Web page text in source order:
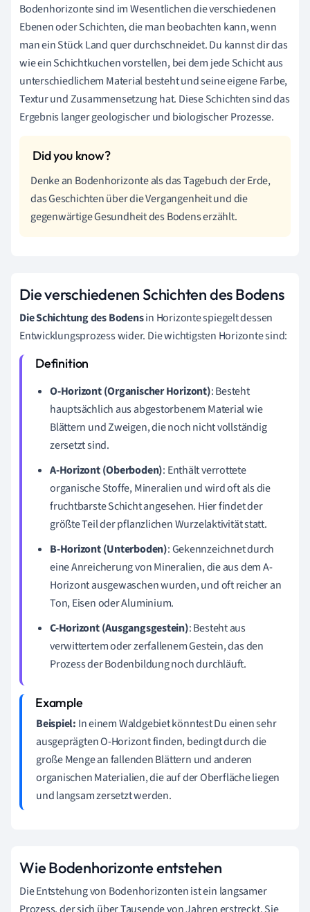
Bodenhorizonte sind im Wesentlichen die verschiedenen
Ebenen oder Schichten, die man beobachten kann, wenn
man ein Stück Land quer durchschneidet. Du kannst dir das
wie ein Schichtkuchen vorstellen, bei dem jede Schicht aus
unterschiedlichem Material besteht und seine eigene Farbe,
Textur und Zusammensetzung hat. Diese Schichten sind das
Ergebnis langer geologischer und biologischer Prozesse.
Denke an Bodenhorizonte als das Tagebuch der Erde,
das Geschichten über die Vergangenheit und die
gegenwärtige Gesundheit des Bodens erzählt.
Die verschiedenen Schichten des Bodens
Die Schichtung des Bodensin Horizonte spiegelt dessen
Entwicklungsprozess wider. Die wichtigsten Horizonte sind:
O-Horizont (Organischer Horizont): Besteht
hauptsächlich aus abgestorbenem Material wie
Blättern und Zweigen, die noch nicht vollständig
zersetzt sind.
A-Horizont (Oberboden): Enthält verrottete
organische Stoffe, Mineralien und wird oft als die
fruchtbarste Schicht angesehen. Hier findet der
größte Teil der pflanzlichen Wurzelaktivität statt.
B-Horizont (Unterboden): Gekennzeichnet durch
eine Anreicherung von Mineralien, die aus dem A-
Horizont ausgewaschen wurden, und oft reicher an
Ton, Eisen oder Aluminium.
C-Horizont (Ausgangsgestein): Besteht aus
verwittertem oder zerfallenem Gestein, das den
Prozess der Bodenbildung noch durchläuft.
Beispiel: In einem Waldgebiet könntest Du einen sehr
ausgeprägten O-Horizont finden, bedingt durch die
große Menge an fallenden Blättern und anderen
organischen Materialien, die auf der Oberfläche liegen
und langsam zersetzt werden.
Wie Bodenhorizonte entstehen
Die Entstehung von Bodenhorizonten ist ein langsamer
Prozess, der sich über Tausende von Jahren erstreckt. Sie